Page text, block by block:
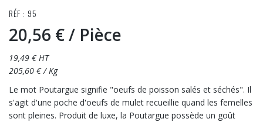
RÉF : 95
20,56 €/ Pièce
19,49 € HT
205,60 € / Kg
Le mot Poutargue signifie "oeufs de poisson salés et séchés". Il
s'agit d'une poche d'oeufs de mulet recueillie quand les femelles
sont pleines. Produit de luxe, la Poutargue possède un goût